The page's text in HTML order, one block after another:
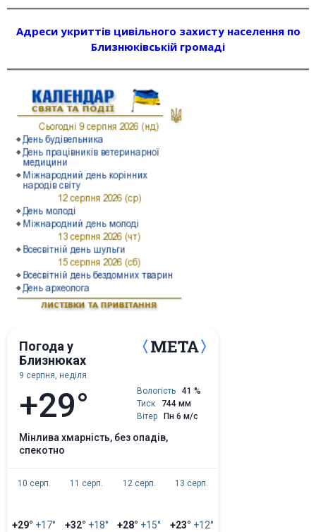
Адреси укриттів цивільного захисту населення по
Близнюківській громаді
Погода у
Близнюках
9 серпня, неділя
+29° Вологість
41 %
Тиск
744 мм
Вітер
Пн 6 м/с
мінлива хмарність, без опадів,
спекотно
10 серп.
+29° +17°
11 серп.
+32° +18°
12 серп.
+28° +15°
13 серп.
+23° +12°